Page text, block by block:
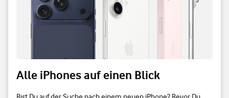
Alle iPhones auf einen Blick